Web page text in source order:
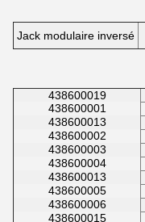
Jack modulaire inversé
438600019
438600001
438600013
438600002
438600003
438600004
438600013
438600005
438600006
438600015